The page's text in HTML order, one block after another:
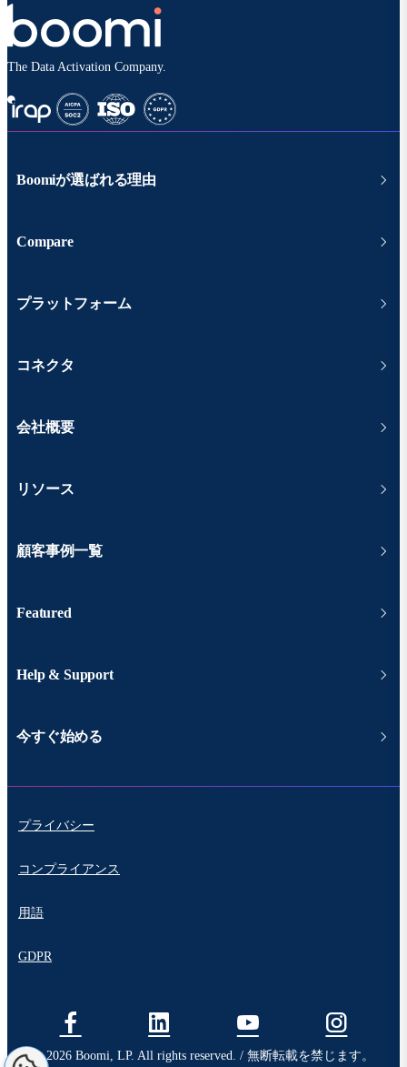
The Data Activation Company.
Boomiが選ばれる理由
Compare
プラットフォーム
コネクタ
会社概要
リソース
顧客事例一覧
Featured
Help & Support
今すぐ始める
プライバシー
コンプライアンス
用語
GDPR
© 2026 Boomi, LP. All rights reserved. / 無断転載を禁じます。